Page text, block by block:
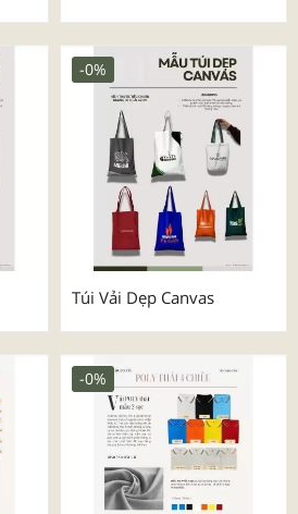
Túi Vải Dẹp Canvas
-0%
-0%